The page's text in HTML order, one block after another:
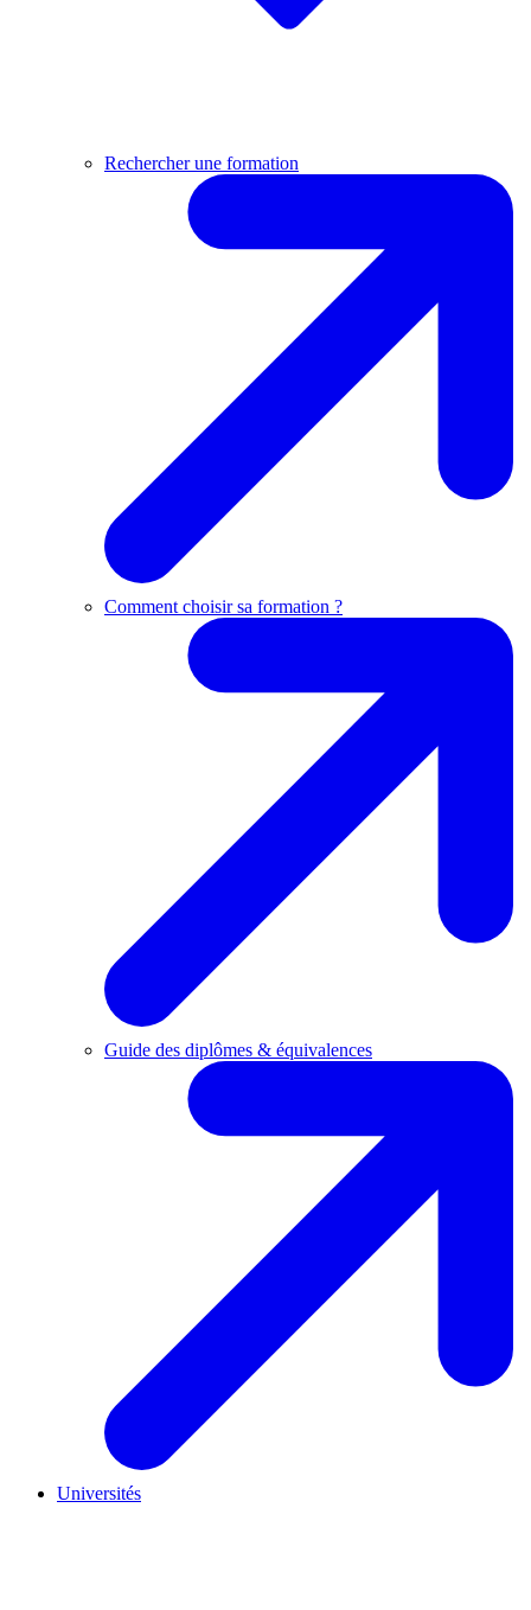
Rechercher une formation
Comment choisir sa formation ?
Guide des diplômes & équivalences
Universités